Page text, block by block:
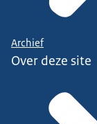
Archief
Over deze site